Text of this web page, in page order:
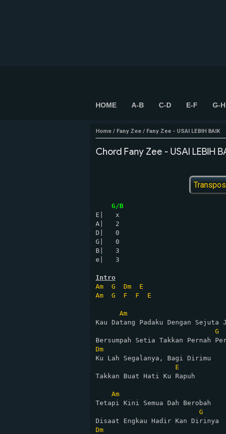
HOME A-B C-D E-F G-H
Home / Fany Zee / Fany Zee - USAI LEBIH BAIK
Chord Fany Zee - USAI LEBIH
G/B
E|   x
A|   2
D|   0
G|   0
B|   3
e|   3
Intro
Am
G Dm
E
Am
G F F E
Am
Kau Datang Padaku Dengan Sejuta
G
Dm
Ku Lah Segalanya, Bagi Dirimu
E
Takkan Buat Hati Ku Rapuh
Am
Tetapi Kini Semua Dah Berobah
G
Dm